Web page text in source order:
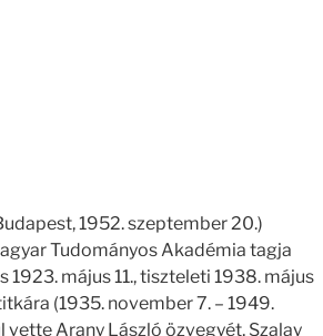
1952. szeptember 20.)
Tudományos Akadémia tagja
1923. május 11., tiszteleti 1938. május
(1935. november 7. – 1949.
Arany László özvegyét, Szalay